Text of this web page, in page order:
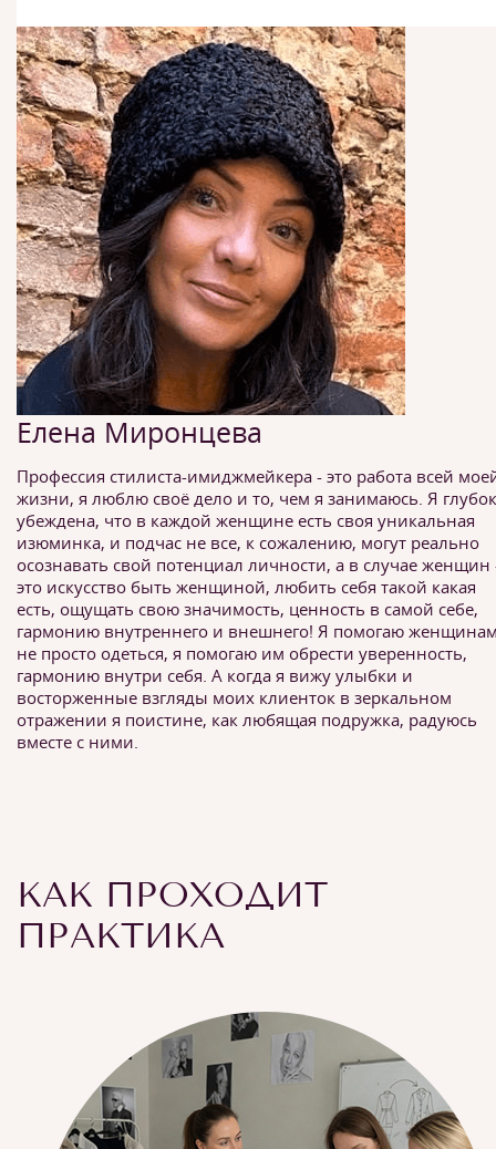
Елена Миронцева
Профессия стилиста-имиджмейкера - это работа всей
жизни, я люблю своё дело и то, чем я занимаюсь. Я
убеждена, что в каждой женщине есть своя уникальная
изюминка, и подчас не все, к сожалению, могут реально
осознавать свой потенциал личности, а в случае женщин
это искусство быть женщиной, любить себя такой какая
есть, ощущать свою значимость, ценность в самой себе,
гармонию внутреннего и внешнего! Я помогаю
не просто одеться, я помогаю им обрести уверенность,
гармонию внутри себя. А когда я вижу улыбки и
восторженные взгляды моих клиенток в зеркальном
отражении я поистине, как любящая подружка, радуюсь
вместе с ними.
КАК ПРОХОДИТ
ПРАКТИКА